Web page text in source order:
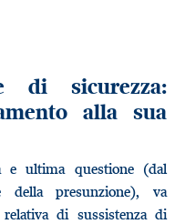
di sicurezza:
alla sua
e ultima questione (dal
della presunzione), va
di sussistenza di